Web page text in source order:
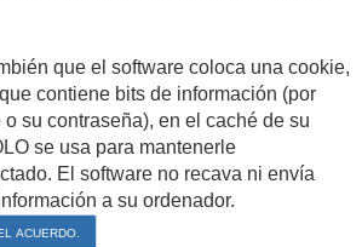
que el software coloca una cookie,
contiene bits de información (por
su contraseña), en el caché de su
se usa para mantenerle
El software no recava ni envía
a su ordenador.